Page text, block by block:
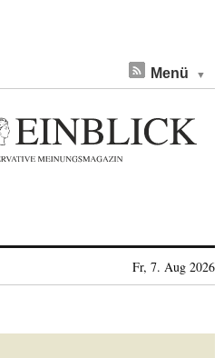
Menü
Fr, 7. Aug 2026